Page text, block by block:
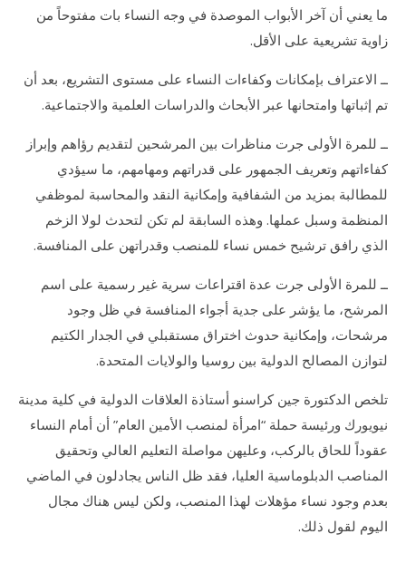
ما يعني أن آخر الأبواب الموصدة في وجه النساء بات مفتوحاً من
زاوية تشريعية على الأقل.
ــ الاعتراف بإمكانات وكفاءات النساء على مستوى التشريع، بعد أن
تم إثباتها وامتحانها عبر الأبحاث والدراسات العلمية والاجتماعية.
ــ للمرة الأولى جرت مناظرات بين المرشحين لتقديم رؤاهم وإبراز
كفاءاتهم وتعريف الجمهور على قدراتهم ومهامهم، ما سيؤدي
للمطالبة بمزيد من الشفافية وإمكانية النقد والمحاسبة لموظفي
المنظمة وسبل عملها. وهذه السابقة لم تكن لتحدث لولا الزخم
الذي رافق ترشيح خمس نساء للمنصب وقدراتهن على المنافسة.
ــ للمرة الأولى جرت عدة اقتراعات سرية غير رسمية على اسم
المرشح، ما يؤشر على جدية أجواء المنافسة في ظل وجود
مرشحات، وإمكانية حدوث اختراق مستقبلي في الجدار الكتيم
لتوازن المصالح الدولية بين روسيا والولايات المتحدة.
تلخص الدكتورة جين كراسنو أستاذة العلاقات الدولية في كلية مدينة
نيويورك ورئيسة حملة “امرأة لمنصب الأمين العام” أن أمام النساء
عقوداً للحاق بالركب، وعليهن مواصلة التعليم العالي وتحقيق
المناصب الدبلوماسية العليا، فقد ظل الناس يجادلون في الماضي
بعدم وجود نساء مؤهلات لهذا المنصب، ولكن ليس هناك مجال
اليوم لقول ذلك.